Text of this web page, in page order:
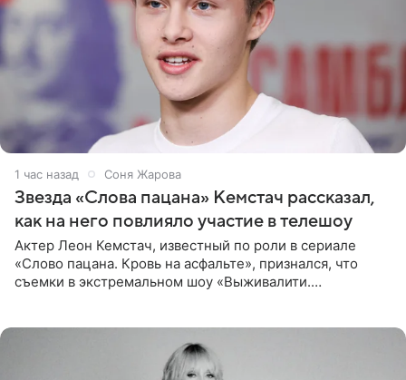
1 час назад Соня Жарова
Звезда «Слова пацана» Кемстач рассказал,
как на него повлияло участие в телешоу
Актер Леон Кемстач, известный по роли в сериале
«Слово пацана. Кровь на асфальте», признался, что
съемки в экстремальном шоу «Выживалити.